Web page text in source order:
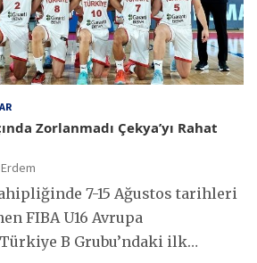
Zorlanmadı Çekya’yı Rahat
7-15 Ağustos tarihleri
FIBA U16 Avrupa
Türkiye B Grubu’ndaki ilk…